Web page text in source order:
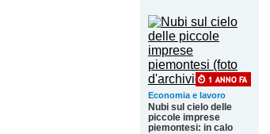
Economia e lavoro
Nubi sul cielo delle
piccole imprese
piemontesi: in calo